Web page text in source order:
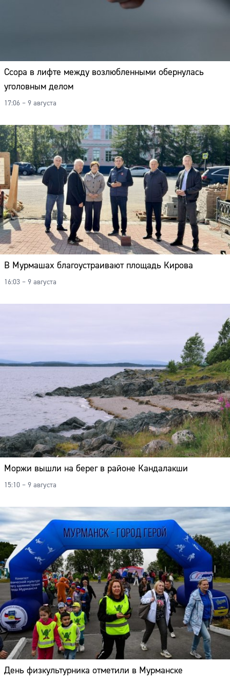
Ссора в лифте между возлюбленными обернулась
уголовным делом
17:06 – 9 августа
В Мурмашах благоустраивают площадь Кирова
16:03 – 9 августа
Моржи вышли на берег в районе Кандалакши
15:10 – 9 августа
День физкультурника отметили в Мурманске